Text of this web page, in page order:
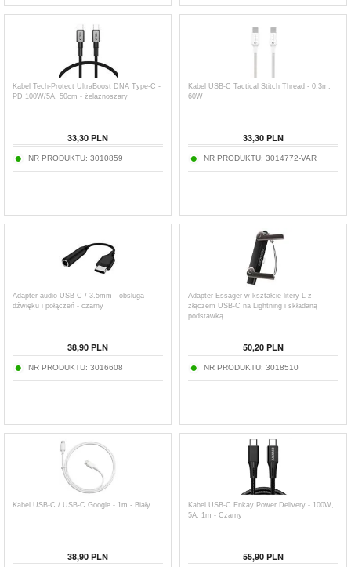
Kabel Tech-Protect UltraBoost DNA Type-C -
PD 100W/5A, 50cm - żelaznoszary
33,30 PLN
NR PRODUKTU: 3010859
Kabel USB-C Tactical Stitch Thread - 0.3m,
60W
33,30 PLN
NR PRODUKTU: 3014772-VAR
Adapter audio USB-C / 3.5mm - obsługa
dźwięku i połączeń - czarny
38,90 PLN
NR PRODUKTU: 3016608
Adapter Essager w kształcie litery L z
złączem USB-C na Lightning i składaną
podstawką
50,20 PLN
NR PRODUKTU: 3018510
Kabel USB-C / USB-C Google - 1m - Biały
38,90 PLN
Kabel USB-C Enkay Power Delivery - 100W,
5A, 1m - Czarny
55,90 PLN